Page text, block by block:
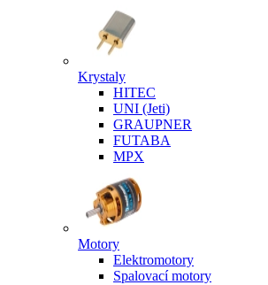
Krystaly
HITEC
UNI (Jeti)
GRAUPNER
FUTABA
MPX
Motory
Elektromotory
Spalovací motory